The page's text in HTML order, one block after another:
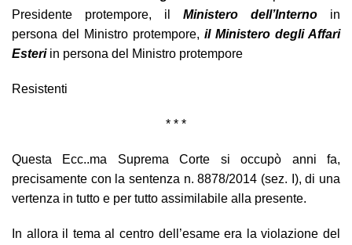
Presidente protempore, il Ministero dell’Interno in
persona del Ministro protempore, il Ministero degli Affari
Esteriin persona del Ministro protempore
Resistenti
* * *
Questa Ecc..ma Suprema Corte si occupò anni fa,
precisamente con la sentenza n. 8878/2014 (sez. I), di una
vertenza in tutto e per tutto assimilabile alla presente.
In allora il tema al centro dell’esame era la violazione del